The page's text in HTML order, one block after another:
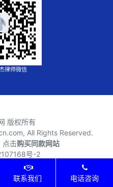
律师微信
版权所有
All Rights Reserved.
点击购买同款网站
号-2
TXT地图
联系我们 电话咨询